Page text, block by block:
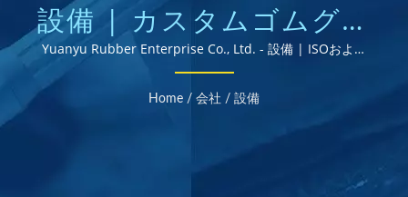
設備 | カスタムゴムグロ
メット、シール、ガスケ
ット - パフォーマンスを
考慮して設計されていま
す
Yuanyu Rubber Enterprise Co., Ltd. - 設備 | ISOおよび
RoHS認証のゴム部品サプライヤー
Home / 会社 / 設備